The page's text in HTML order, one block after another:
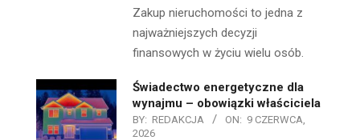
Zakup nieruchomości to jedna z
najważniejszych decyzji
finansowych w życiu wielu osób.
Świadectwo energetyczne dla
wynajmu – obowiązki właściciela
BY: REDAKCJA ON: 9 CZERWCA,
2026